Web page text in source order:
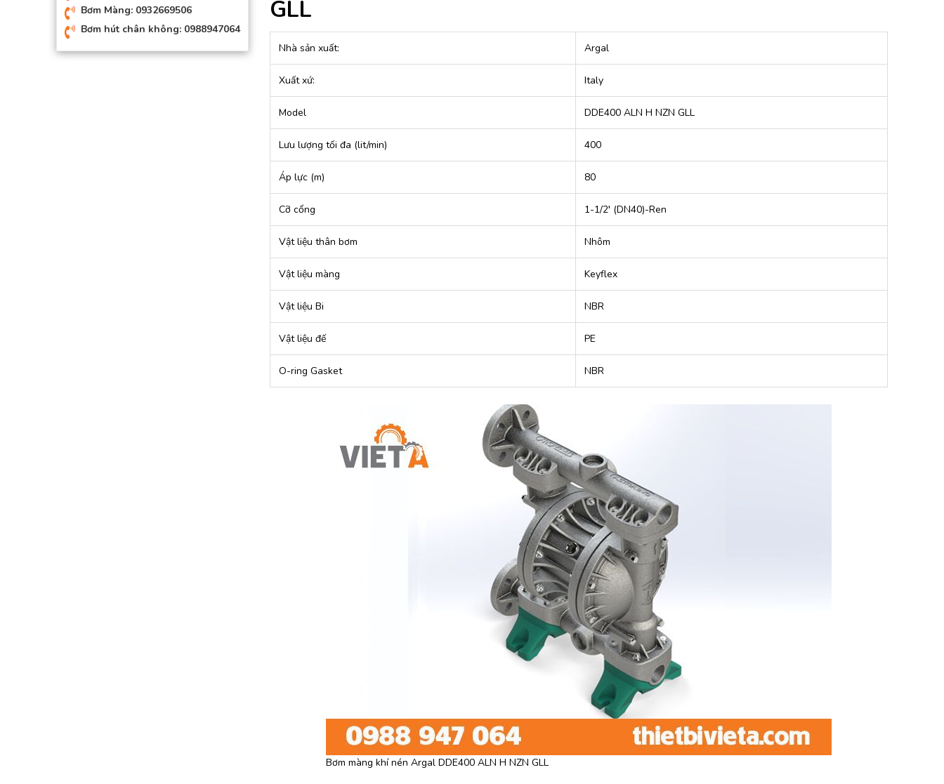
Bơm Màng: 0932669506
Bơm hút chân không: 0988947064
GLL
Nhà sản xuất: Argal
Xuất xứ: Italy
Model DDE400 ALN H NZN GLL
Lưu lượng tối đa (lit/min) 400
Áp lực (m) 80
Cỡ cổng 1-1/2′ (DN40)-Ren
Vật liệu thân bơm Nhôm
Vật liệu màng Keyflex
Vật liệu Bi NBR
Vật liệu đế PE
O-ring Gasket NBR
Bơm màng khí nén Argal DDE400 ALN H NZN GLL